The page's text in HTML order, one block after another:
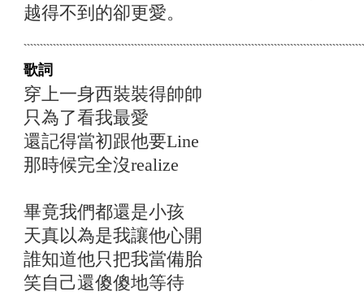
越得不到的卻更愛。
歌詞
穿上一身西裝裝得帥帥
只為了看我最愛
還記得當初跟他要Line
那時候完全沒realize
畢竟我們都還是小孩
天真以為是我讓他心開
誰知道他只把我當備胎
笑自己還傻傻地等待